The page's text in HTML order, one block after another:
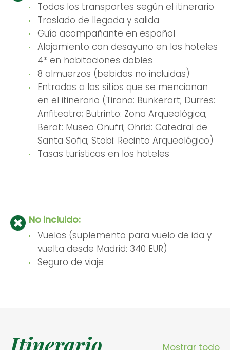
Todos los transportes según el itinerario
Traslado de llegada y salida
Guía acompañante en español
Alojamiento con desayuno en los hoteles
4* en habitaciones dobles
8 almuerzos (bebidas no incluidas)
Entradas a los sitios que se mencionan
en el itinerario (Tirana: Bunkerart; Durres:
Anfiteatro; Butrinto: Zona Arqueológica;
Berat: Museo Onufri; Ohrid: Catedral de
Santa Sofia; Stobi: Recinto Arqueológico)
Tasas turísticas en los hoteles
No incluido:
Vuelos (suplemento para vuelo de ida y
vuelta desde Madrid: 340 EUR)
Seguro de viaje
Itinerario Mostrar todo